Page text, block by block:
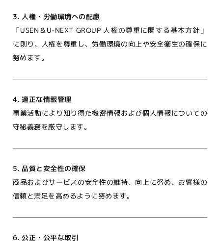
3. 人権・労働環境への配慮
「USEN＆U-NEXT GROUP 人権の尊重に関する基本方針 」
に則り、人権を尊重し、労働環境の向上や安全衛生の確保に
努めます。
4. 適正な情報管理
事業活動により知り得た機密情報および個人情報についての
守秘義務を厳守します。
5. 品質と安全性の確保
商品およびサービスの安全性の維持、向上に努め、お客様の
信頼と満足を高めるように努めます。
6. 公正・公平な取引